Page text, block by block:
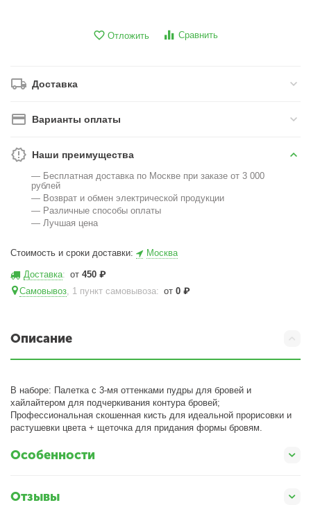
Отложить Сравнить
Доставка
Варианты оплаты
Наши преимущества
— Бесплатная доставка по Москве при заказе от 3 000
рублей
— Возврат и обмен электрической продукции
— Различные способы оплаты
— Лучшая цена
Стоимость и сроки доставки: Москва
Доставка: от450 ₽
Самовывоз, 1 пункт самовывоза: от0 ₽
Описание
В наборе: Палетка с 3-мя оттенками пудры для бровей и
хайлайтером для подчеркивания контура бровей;
Профессиональная скошенная кисть для идеальной прорисовки и
растушевки цвета + щеточка для придания формы бровям.
Особенности
Отзывы